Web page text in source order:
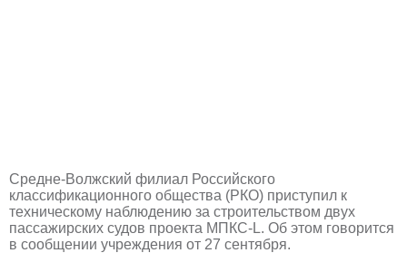
Средне-Волжский филиал Российского
классификационного общества (РКО) приступил к
техническому наблюдению за строительством двух
пассажирских судов проекта МПКС-L. Об этом говорится
в сообщении учреждения от 27 сентября.